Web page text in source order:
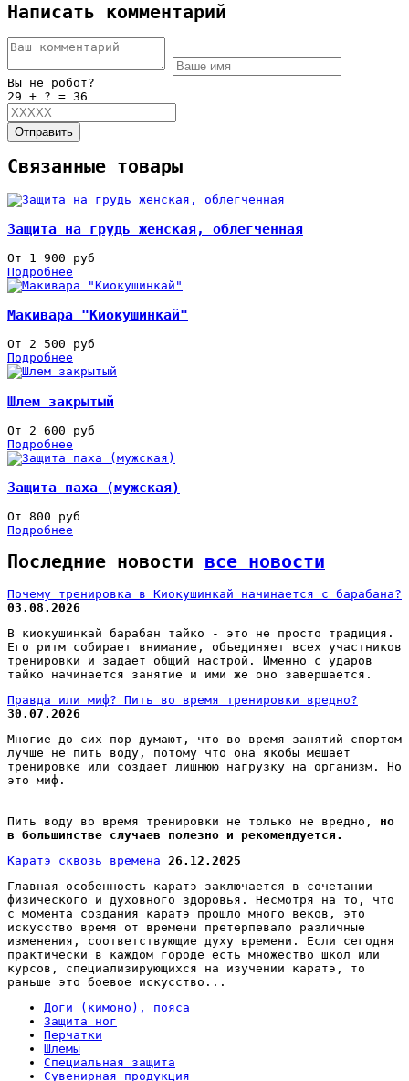
Написать комментарий
Вы не робот?
29 + ? = 36
Отправить
Связанные товары
Защита на грудь женская, облегченная
От 1 900 руб
Подробнее
Макивара "Киокушинкай"
От 2 500 руб
Подробнее
Шлем закрытый
От 2 600 руб
Подробнее
Защита паха (мужская)
От 800 руб
Подробнее
Последние новости все новости
Почему тренировка в Киокушинкай начинается с барабана?
03.08.2026
В киокушинкай барабан тайко - это не просто традиция.
Его ритм собирает внимание, объединяет всех участников
тренировки и задает общий настрой. Именно с ударов
тайко начинается занятие и ими же оно завершается.
Правда или миф? Пить во время тренировки вредно?
30.07.2026
Многие до сих пор думают, что во время занятий спортом
лучше не пить воду, потому что она якобы мешает
тренировке или создает лишнюю нагрузку на организм. Но
это миф.
Пить воду во время тренировки не только не вредно, но
в большинстве случаев полезно и рекомендуется.
Каратэ сквозь времена 26.12.2025
Главная особенность каратэ заключается в сочетании
физического и духовного здоровья. Несмотря на то, что
с момента создания каратэ прошло много веков, это
искусство время от времени претерпевало различные
изменения, соответствующие духу времени. Если сегодня
практически в каждом городе есть множество школ или
курсов, специализирующихся на изучении каратэ, то
раньше это боевое искусство...
Доги (кимоно), пояса
Защита ног
Перчатки
Шлемы
Специальная защита
Сувенирная продукция